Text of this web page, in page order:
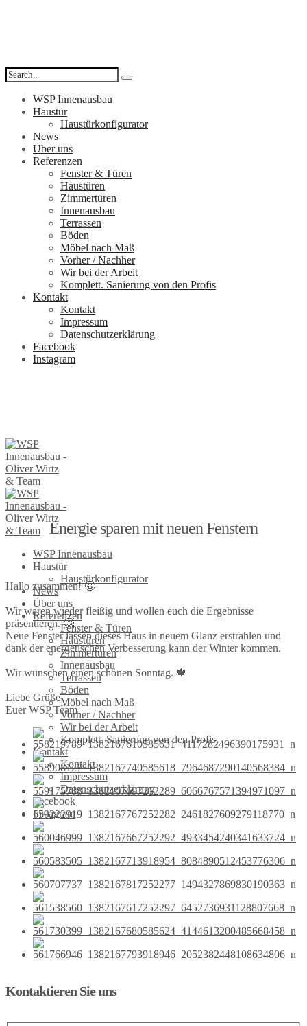
WSP Innenausbau
Haustür
Haustürkonfigurator
News
Über uns
Referenzen
Fenster & Türen
Haustüren
Zimmertüren
Innenausbau
Terrassen
Böden
Möbel nach Maß
Vorher / Nachher
Wir bei der Arbeit
Komplett. Sanierung von den Profis
Kontakt
Kontakt
Impressum
Datenschutzerklärung
Facebook
Instagram
WSP Innenausbau
Haustür
Haustürkonfigurator
News
Über uns
Referenzen
Fenster & Türen
Haustüren
Zimmertüren
Innenausbau
Terrassen
Böden
Möbel nach Maß
Vorher / Nachher
Wir bei der Arbeit
Komplett. Sanierung von den Profis
Kontakt
Kontakt
Impressum
Datenschutzerklärung
Facebook
Instagram
Energie sparen mit neuen Fenstern
Hallo zusammen! 🤩
Wir waren wieder fleißig und wollen euch die Ergebnisse
präsentieren. 🤗
Neue Fenster lassen dieses Haus in neuem Glanz erstrahlen und
dank der energetischen Verbesserung kann der Winter kommen.
Wir wünschen einen schönen Sonntag. 🍁
Liebe Grüße
Euer WSP Team
Kontaktieren Sie uns